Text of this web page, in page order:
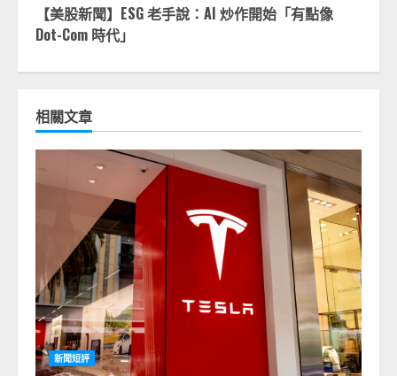
【美股新聞】ESG 老手說：AI 炒作開始「有點像
Dot-Com 時代」
相關文章
新聞短評